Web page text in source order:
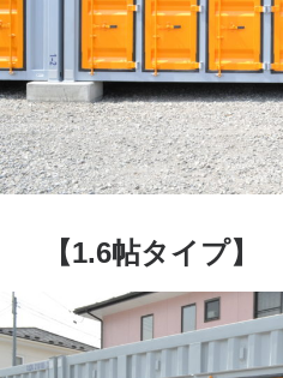
【1.6帖タイプ】